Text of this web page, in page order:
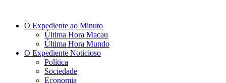
O Expediente ao Minuto
Última Hora Macau
Última Hora Mundo
O Expediente Noticioso
Política
Sociedade
Economia